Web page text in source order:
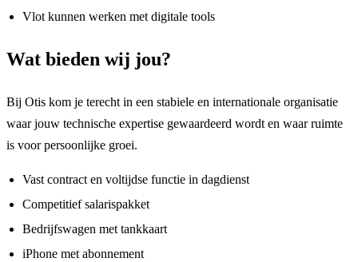
Vlot kunnen werken met digitale tools
Wat bieden wij jou?
Bij Otis kom je terecht in een stabiele en internationale organisatie
waar jouw technische expertise gewaardeerd wordt en waar ruimte
is voor persoonlijke groei.
Vast contract en voltijdse functie in dagdienst
Competitief salarispakket
Bedrijfswagen met tankkaart
iPhone met abonnement